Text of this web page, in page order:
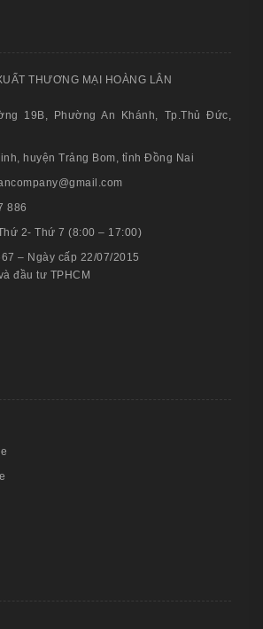
THƯƠNG MẠI HOÀNG LÂN
19B, Phường An Khánh, Tp.Thủ Đức,
huyện Trảng Bom, tỉnh Đồng Nai
886
2- Thứ 7 (8:00 – 17:00)
– Ngày cấp 22/07/2015
đầu tư TPHCM